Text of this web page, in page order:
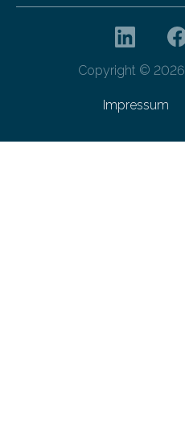
Copyright ©
Impressum